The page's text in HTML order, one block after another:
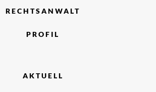
RECHTSANWALT
PROFIL
AKTUELL